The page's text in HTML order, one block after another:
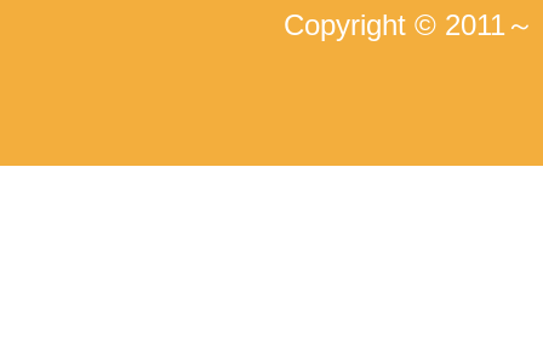
Copyright © 2011